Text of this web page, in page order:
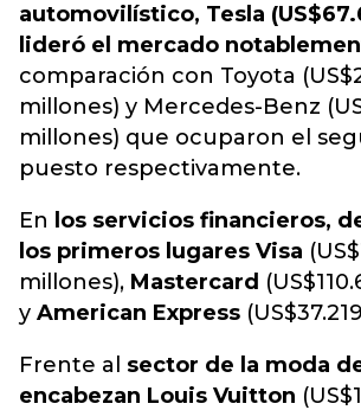
automovilístico, Tesla
lideró el mercado
comparación con Toyota
millones) y Mercedes-Benz
millones) que ocuparon el
puesto respectivamente.
En los servicios financieros,
los primeros lugares Visa
millones), Mastercard
y American Express
Frente al sector de la moda
encabezan Louis Vuitton